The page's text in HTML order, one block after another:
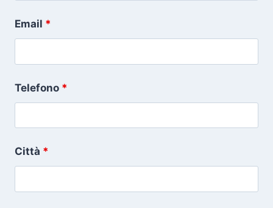
Email *
Telefono *
Città *